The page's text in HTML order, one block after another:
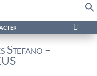

Stefano –